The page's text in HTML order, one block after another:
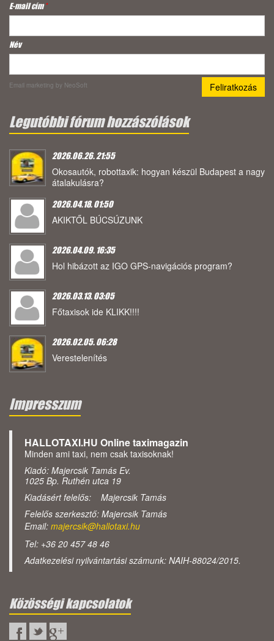
E-mail cím*
Név
Email marketing by NeoSoft
Legutóbbi fórum hozzászólások
2026.06.26. 21:55
Okosautók, robottaxik: hogyan készül Budapest a nagy
átalakulásra?
2026.04.18. 01:50
AKIKTŐL BÚCSÚZUNK
2026.04.09. 16:35
Hol hibázott az IGO GPS-navigációs program?
2026.03.13. 03:05
Főtaxisok ide KLIKK!!!!
2026.02.05. 06:28
Verestelenítés
Impresszum
HALLOTAXI.HU Online taximagazin
Minden ami taxi, nem csak taxisoknak!
Kiadó: Majercsik Tamás Ev.
1025 Bp. Ruthén utca 19
Kiadásért felelős: Majercsik Tamás
Felelős szerkesztő: Majercsik Tamás
Email: majercsik@hallotaxi.hu
Tel: +36 20 457 48 46
Adatkezelési nyilvántartási számunk: NAIH-88024/2015.
Közösségi kapcsolatok